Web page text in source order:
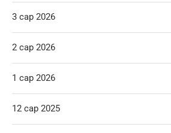
3 сар 2026
2 сар 2026
1 сар 2026
12 сар 2025